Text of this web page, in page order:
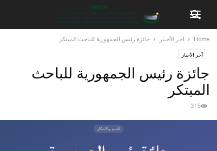
Home آخر الأخبار جائزة رئيس الجمهورية للباحث المبتكر
آخر الأخبار
جائزة رئيس الجمهورية للباحث
المبتكر
315